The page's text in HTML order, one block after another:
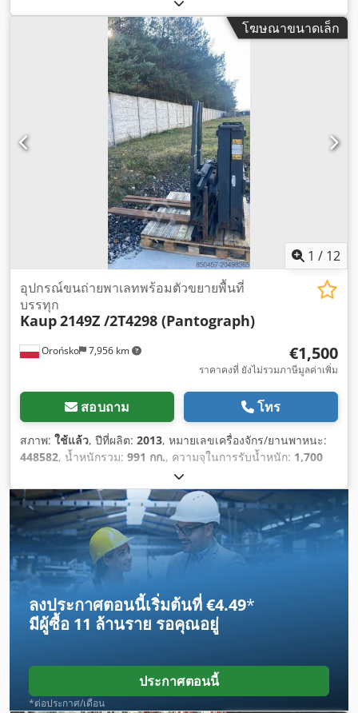
โฆษณาขนาดเล็ก
1 / 12
Orońsko 7,956 km
อุปกรณ์ขนถ่ายพาเลทพร้อมตัวขยายพื้นที่
บรรทุก
Kaup2149Z /2T4298 (Pantograph)
€1,500
ราคาคงที่ ยังไม่รวมภาษีมูลค่าเพิ่ม
สอบถาม โทร
สภาพ: ใช้แล้ว, ปีที่ผลิต: 2013, หมายเลขเครื่องจักร/ยานพาหนะ:
448582, น้ำหนักรวม: 991 กก., ความจุในการรับน้ำหนัก: 1,700
ลงประกาศตอนนี้เริ่มต้นที่ €4.49*
มีผู้ซื้อ 11 ล้านราย รอคุณอยู่
ประกาศตอนนี้
*ต่อประกาศ/เดือน